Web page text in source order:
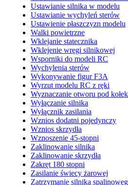
Ustawianie silnika w modelu
Ustawianie wychyleń sterów
Ustawienie płaszczyzn modelu
Walki powietrzne
Wklejanie statecznika
Wklejenie wręgi silnikowej
Wsporniki do modeli RC
Wychylenia sterów
Wykonywanie figur F3A
Wyrzut modelu RC z ręki
Wyznaczanie otworu pod
Wyłączanie silnika
Wyłącznik zasilania
Wznios dodatni pojedynczy
Wznios skrzydła
Wznoszenie 45-stopni
Zaklinowanie silnika
Zaklinowanie skrzydła
Zakręt 180 stopni
Zasilanie świecy żarowej
Zatrzymanie silnika